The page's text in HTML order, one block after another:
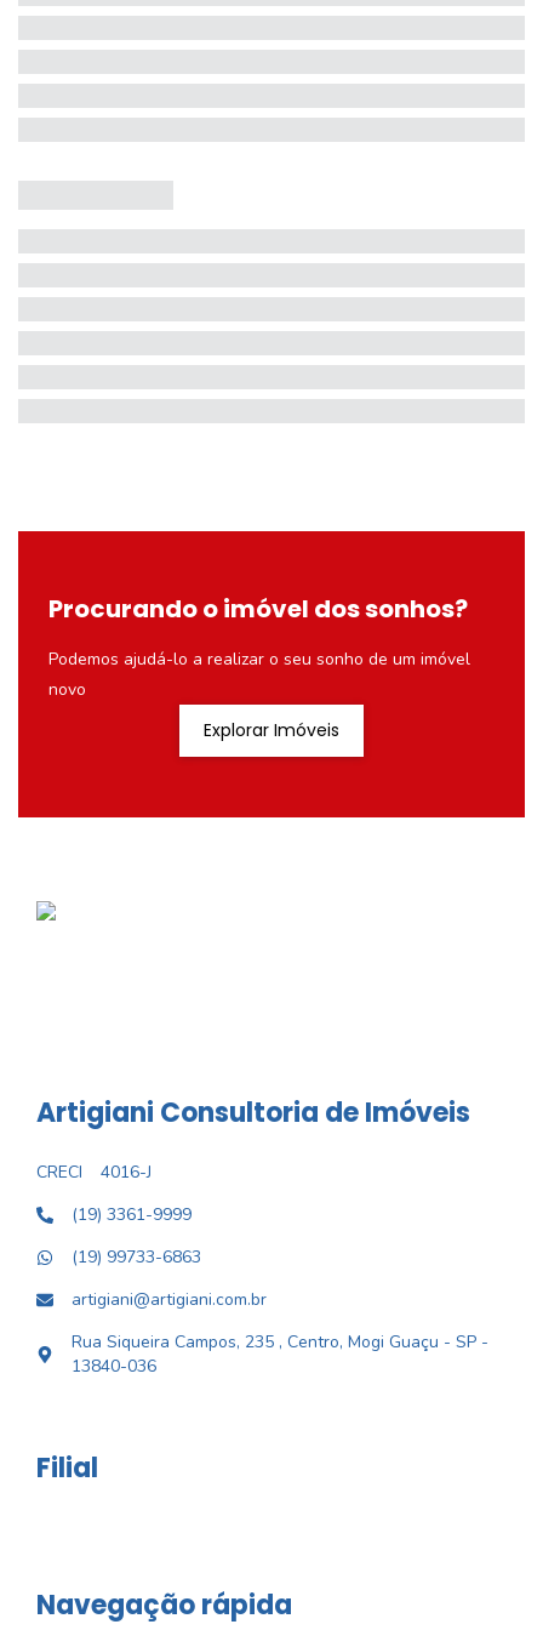
Procurando o imóvel dos sonhos?
Podemos ajudá-lo a realizar o seu sonho de um imóvel
novo
Explorar Imóveis
Artigiani Consultoria de Imóveis
CRECI
4016-J
(19) 3361-9999
(19) 99733-6863
artigiani@artigiani.com.br
Rua Siqueira Campos, 235 , Centro, Mogi Guaçu - SP -
13840-036
Filial
Navegação rápida